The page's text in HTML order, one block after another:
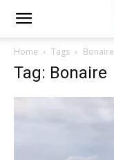
Home Tags Bonaire
Tag: Bonaire